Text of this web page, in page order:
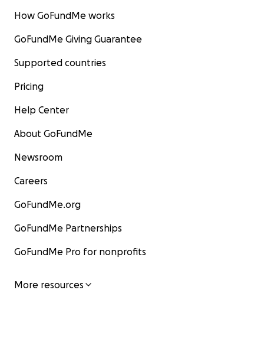
How GoFundMe works
GoFundMe Giving Guarantee
Supported countries
Pricing
Help Center
About GoFundMe
Newsroom
Careers
GoFundMe.org
GoFundMe Partnerships
GoFundMe Pro for nonprofits
More resources